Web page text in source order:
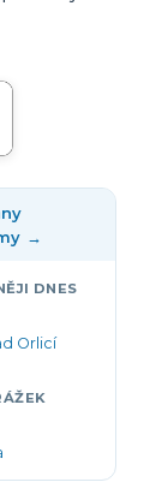
→
DNES
Orlicí